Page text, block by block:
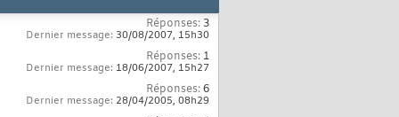
Réponses: 3
Dernier message: 30/08/2007, 15h30
Réponses: 1
Dernier message: 18/06/2007, 15h27
Réponses:6
Dernier message: 28/04/2005, 08h29